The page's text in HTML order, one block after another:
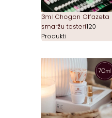
3ml Chogan Olfazeta
smaržu testeri120
Produkti